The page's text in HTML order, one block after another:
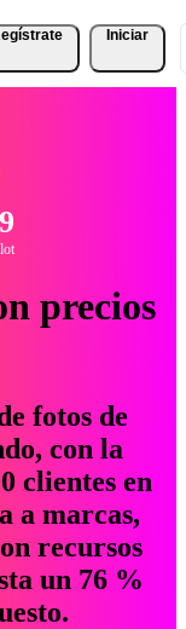
Iniciar
precios
fotos de
con la
clientes en
a marcas,
recursos
un 76 %